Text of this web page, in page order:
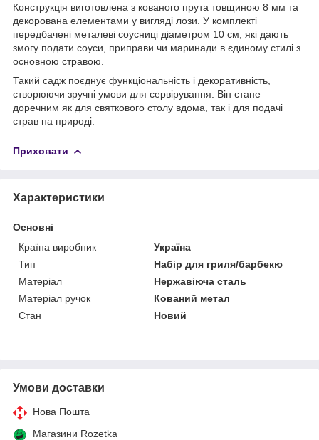
Конструкція виготовлена з кованого прута товщиною 8 мм та
декорована елементами у вигляді лози. У комплекті
передбачені металеві соусниці діаметром 10 см, які дають
змогу подати соуси, приправи чи маринади в єдиному стилі з
основною стравою.
Такий садж поєднує функціональність і декоративність,
створюючи зручні умови для сервірування. Він стане
доречним як для святкового столу вдома, так і для подачі
страв на природі.
Приховати
Характеристики
Основні
Країна виробник
Україна
Тип
Набір для гриля/барбекю
Матеріал
Нержавіюча сталь
Матеріал ручок
Кований метал
Стан
Новий
Умови доставки
Нова Пошта
Магазини Rozetka